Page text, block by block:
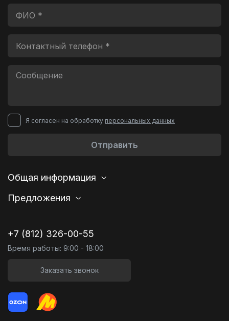
Я согласен на обработку персональных данных
Отправить
Общая информация
Предложения
+7 (812) 326-00-55
Время работы: 9:00 - 18:00
Заказать звонок